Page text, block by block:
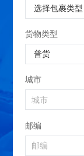
货物类型
城市
邮编